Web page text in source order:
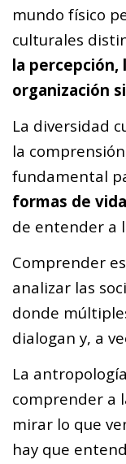
mundo físico
culturales
la
organización
La diversidad
la
fundamental
formas de vida
de entender a
Comprender
analizar las
donde
dialogan y, a
La
comprender a
mirar lo que
hay que